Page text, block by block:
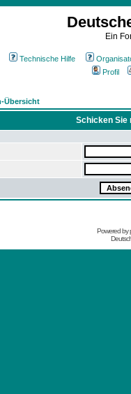
Ein
Technische Hilfe
Profil
Übersicht
Schicken Sie
Powered by